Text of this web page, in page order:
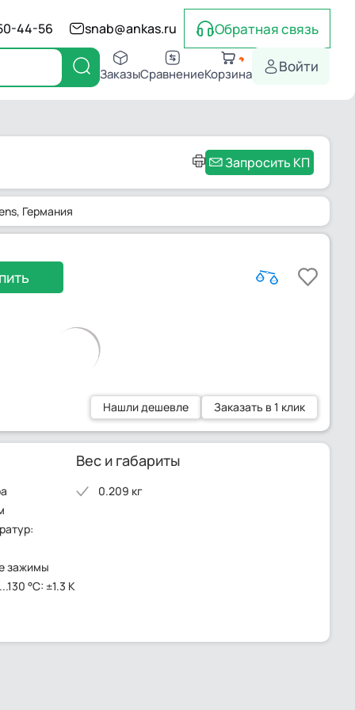
44-56 snab@ankas.ru Обратная связь
ЗаказыСравнениеКорзина Войти
Запросить КП
, Германия
Нашли дешевле Заказать в 1 клик
зажимы
°C: ±1.3 K
Вес и габариты
0.209 кг